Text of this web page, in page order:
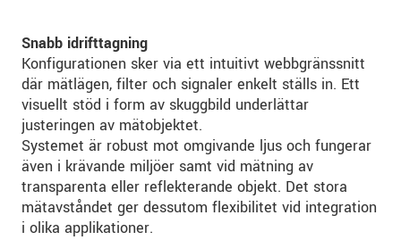
Snabb idrifttagning
Konfigurationen sker via ett intuitivt webbgränssnitt
där mätlägen, filter och signaler enkelt ställs in. Ett
visuellt stöd i form av skuggbild underlättar
justeringen av mätobjektet.
Systemet är robust mot omgivande ljus och fungerar
även i krävande miljöer samt vid mätning av
transparenta eller reflekterande objekt. Det stora
mätavståndet ger dessutom flexibilitet vid integration
i olika applikationer.